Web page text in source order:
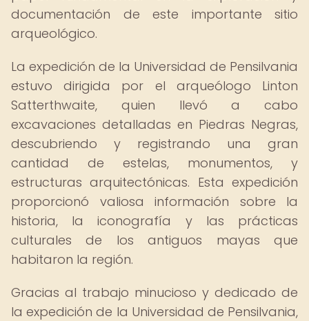
documentación de este importante sitio
arqueológico.
La expedición de la Universidad de Pensilvania
estuvo dirigida por el arqueólogo Linton
Satterthwaite, quien llevó a cabo
excavaciones detalladas en Piedras Negras,
descubriendo y registrando una gran
cantidad de estelas, monumentos, y
estructuras arquitectónicas. Esta expedición
proporcionó valiosa información sobre la
historia, la iconografía y las prácticas
culturales de los antiguos mayas que
habitaron la región.
Gracias al trabajo minucioso y dedicado de
la expedición de la Universidad de Pensilvania,